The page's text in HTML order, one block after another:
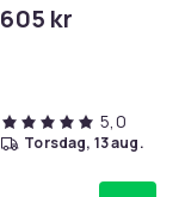
605 kr
5,0
torsdag, 13 aug.